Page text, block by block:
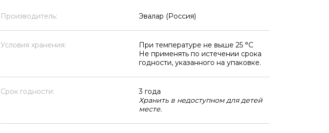
Производитель: Эвалар (Россия)
Условия хранения:
При температуре не выше 25 °C
Не применять по истечении срока
годности, указанного на упаковке.
Срок годности:
3 года
Хранить в недоступном для детей
месте.